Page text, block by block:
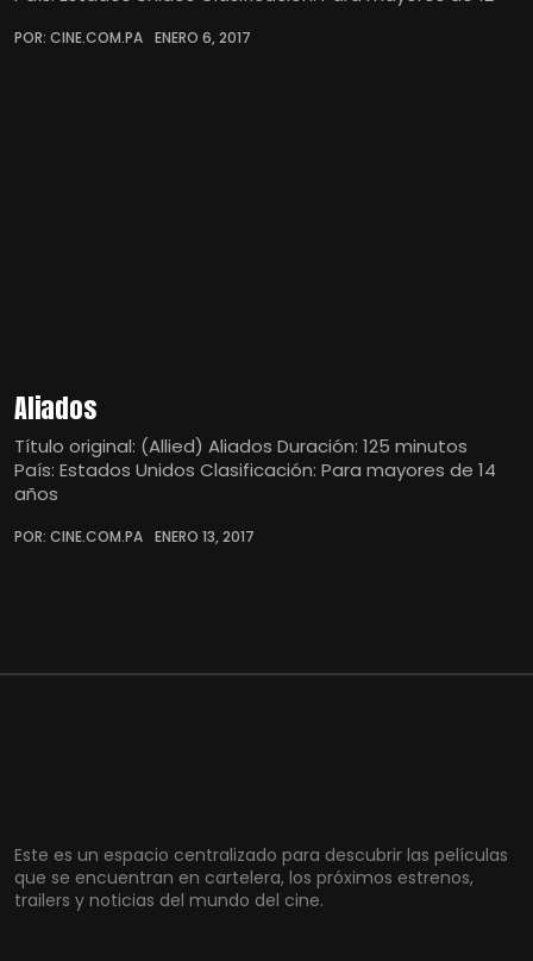
POR: CINE.COM.PA ENERO 6, 2017
Aliados
Título original: (Allied) Aliados Duración: 125 minutos
País: Estados Unidos Clasificación: Para mayores de 14
años
POR: CINE.COM.PA ENERO 13, 2017
Este es un espacio centralizado para descubrir las películas
que se encuentran en cartelera, los próximos estrenos,
trailers y noticias del mundo del cine.